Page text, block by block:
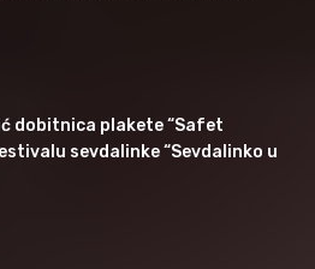
dobitnica plakete “Safet
sevdalinke “Sevdalinko u